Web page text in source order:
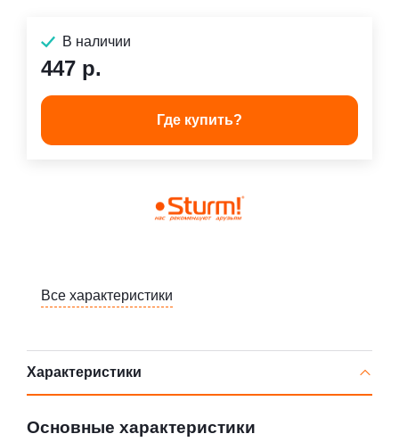
В наличии
447 р.
Где купить?
Все характеристики
Характеристики
Основные характеристики